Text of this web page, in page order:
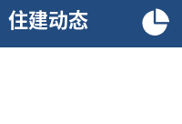
住建动态